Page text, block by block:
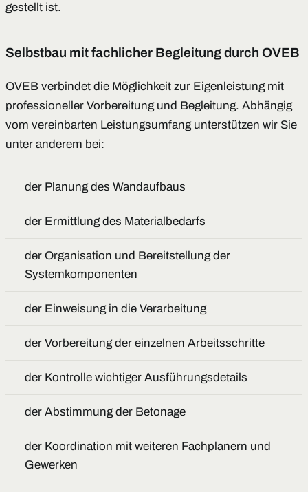
gestellt ist.
Selbstbau mit fachlicher Begleitung durch OVEB
OVEB verbindet die Möglichkeit zur Eigenleistung mit
professioneller Vorbereitung und Begleitung. Abhängig
vom vereinbarten Leistungsumfang unterstützen wir Sie
unter anderem bei:
der Planung des Wandaufbaus
der Ermittlung des Materialbedarfs
der Organisation und Bereitstellung der
Systemkomponenten
der Einweisung in die Verarbeitung
der Vorbereitung der einzelnen Arbeitsschritte
der Kontrolle wichtiger Ausführungsdetails
der Abstimmung der Betonage
der Koordination mit weiteren Fachplanern und
Gewerken